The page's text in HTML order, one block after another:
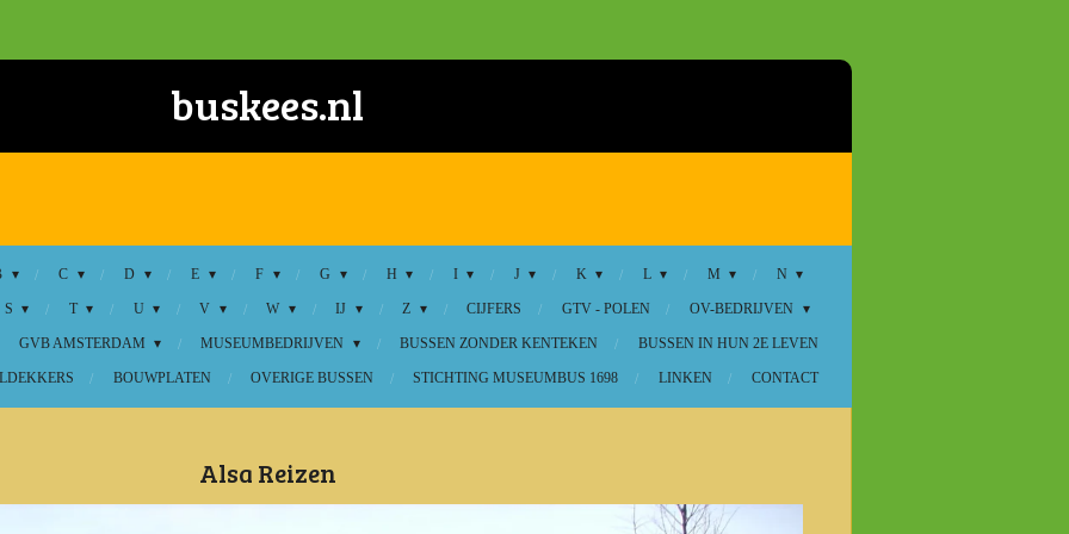
buskees.nl
C D E F G H I J K L M N
S T U V W IJ Z CIJFERS GTV - POLEN OV-BEDRIJVEN
GVB AMSTERDAM MUSEUMBEDRIJVEN BUSSEN ZONDER KENTEKEN BUSSEN IN HUN 2E LEVEN
BOUWPLATEN OVERIGE BUSSEN STICHTING MUSEUMBUS 1698 LINKEN CONTACT
Alsa Reizen